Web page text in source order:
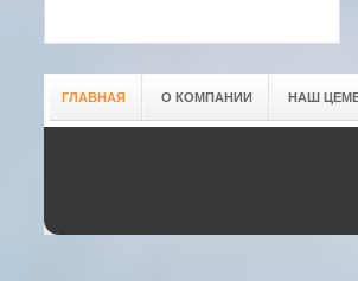
ГЛАВНАЯ О КОМПАНИИ НАШ